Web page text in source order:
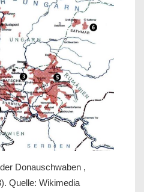
Donauschwaben ,
Quelle: Wikimedia